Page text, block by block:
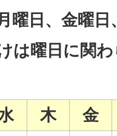
曜日、金曜日
は曜日に関
木
金